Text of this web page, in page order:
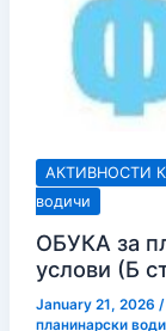
АКТИВНОСТИ
водичи
ОБУКА за
услови (Б
January 21, 2026 /
планинарски